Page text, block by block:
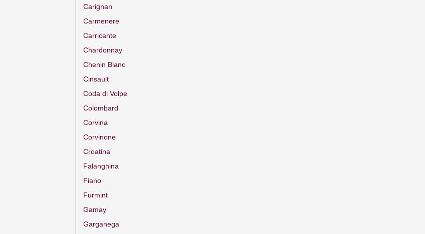
Carignan
Carmenere
Carricante
Chardonnay
Chenin Blanc
Cinsault
Coda di Volpe
Colombard
Corvina
Corvinone
Croatina
Falanghina
Fiano
Furmint
Gamay
Garganega